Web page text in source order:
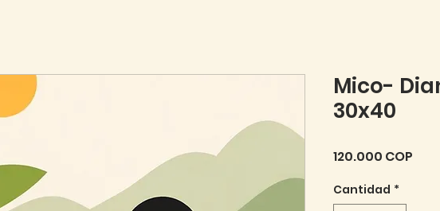
Mico-
30x40
120.000 COP
Cantidad *